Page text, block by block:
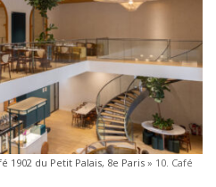
1902 du Petit Palais, 8e Paris » 10. Café